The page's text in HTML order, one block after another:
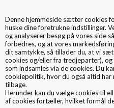
Denne hjemmeside sætter cookies
huske dine foretrukne indstillinger.
og analyserer besøg på vores side
forbedres, og at vores
dit samtykke, så tillader du, at vi
cookies og/eller fra tredjeparter),
som indsamles via de cookies. Du
cookiepolitik, hvor du også altid
tilbage.
Herunder kan du vælge cookies til
af cookies fortæller, hvilket formål
< Tilbage
DRAGTPOSE BOMULD